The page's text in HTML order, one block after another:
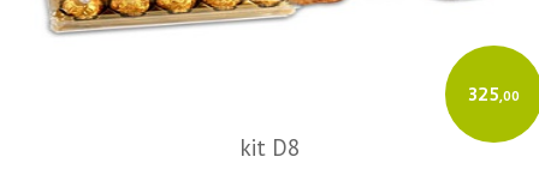
325,00
kit D8